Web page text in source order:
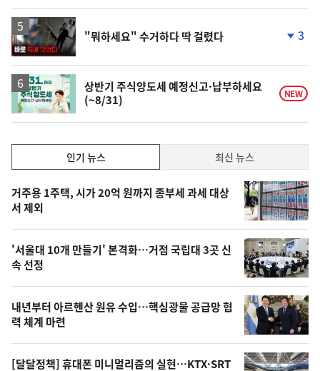
영
상
"뭐하세요" 수거하다 딱 걸렸다
하
락
3
상반기 주식양도세 예정신고·납부하세요
(~8/31)
NEW
기,
최
신,
오
늘
의
영
상
인기 뉴스 최신 뉴스
기
뉴
스
거주용 1주택, 시가 20억 원까지 종부세 과세 대상
서 제외
'서울대 10개 만들기' 본격화…거점 국립대 3곳 신
속 선정
내년부터 아르헨산 원유 수입…핵심광물 공급망 협
력 체계 마련
[달달정책] 휴대폰 미니멀리즘의 실현…KTX·SRT